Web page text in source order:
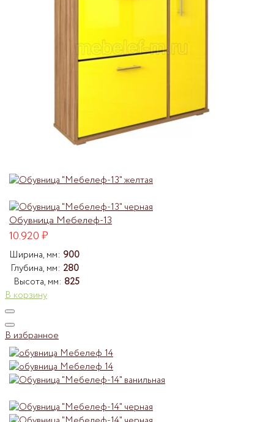
Обувница Мебелеф-13
10.920₽
Ширина, мм: 900
Глубина, мм: 280
Высота, мм: 825
В корзину
В избранное